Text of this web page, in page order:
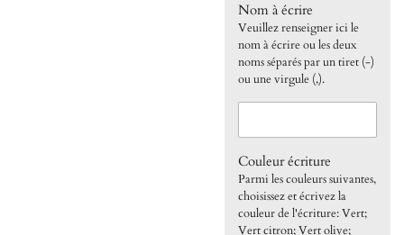
Nom à écrire
Veuillez renseigner ici le
nom à écrire ou les deux
noms séparés par un tiret (-)
ou une virgule (,).
Couleur écriture
Parmi les couleurs suivantes,
choisissez et écrivez la
couleur de l'écriture: Vert;
Vert citron; Vert olive;